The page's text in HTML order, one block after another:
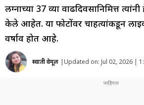
लग्नाच्या 37 व्या वाढदिवसानिमित्त
केले आहेत. या फोटोंवर चाहत्यांकडून
वर्षाव होत आहे.
स्वाती वेमूल |Updated on: Jul 02, 2026 |